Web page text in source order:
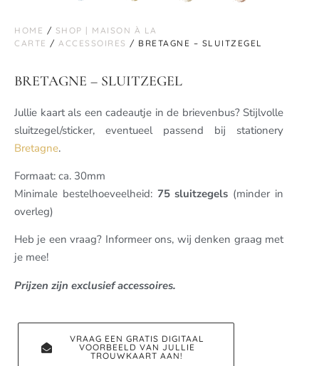
HOME / SHOP | MAISON À LA
CARTE / ACCESSOIRES / BRETAGNE – SLUITZEGEL
BRETAGNE – SLUITZEGEL
Jullie kaart als een cadeautje in de brievenbus? Stijlvolle
sluitzegel/sticker, eventueel passend bij stationery
Bretagne.
Formaat: ca. 30mm
Minimale bestelhoeveelheid: 75 sluitzegels (minder in
overleg)
Heb je een vraag? Informeer ons, wij denken graag met
je mee!
Prijzen zijn exclusief accessoires.
VRAAG EEN GRATIS DIGITAAL
VOORBEELD VAN JULLIE
TROUWKAART AAN!